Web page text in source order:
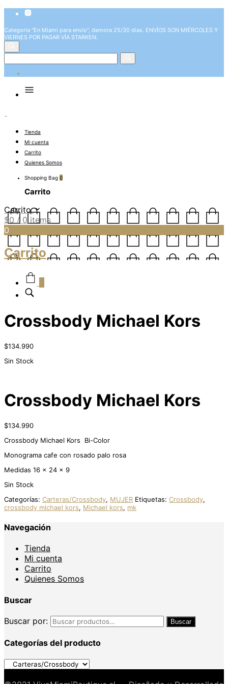
Categoria "En Miami para envio", demora 25/30 dias. ENVÍOS SON MIÉRCOLES Y
VIERNES POR PAGAR VÍA STARKEN.
Tienda
Mi cuenta
Carrito
Quienes Somos
Shopping Bag 0
Carrito
Carrito
$0 / 0 items
0
Carrito
Crossbody Michael Kors
$134.990
Sin Stock
Crossbody Michael Kors
$134.990
Crossbody Michael Kors Bi-Color
Monograma cafe con rosado palo rosa
Medidas 16 x 24 x 9
Sin Stock
Categorías: Carteras/Crossbody, MUJER Etiquetas: Crossbody,
crossbody michael kors, Michael kors, mk
Navegación
Tienda
Mi cuenta
Carrito
Quienes Somos
Buscar
Buscar por: Buscar
Categorías del producto